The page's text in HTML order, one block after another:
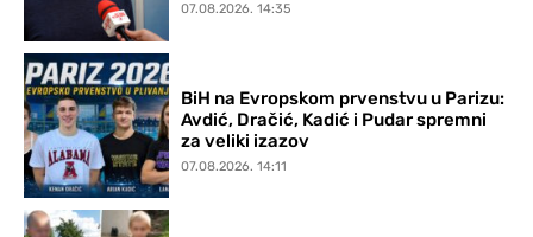
07.08.2026. 14:35
BiH na Evropskom prvenstvu u Parizu:
Avdić, Dračić, Kadić i Pudar spremni
za veliki izazov
07.08.2026. 14:11